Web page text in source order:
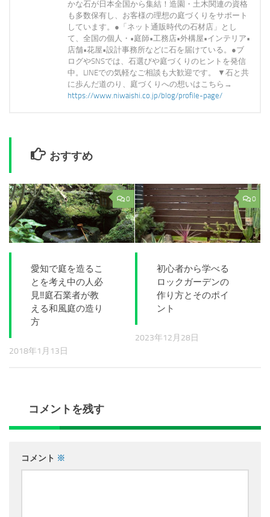
かな石が日本全国から集結！造園・土木関連の資格
も多数保有し、お客様の理想の庭づくりをサポート
しています。●「ネット通販時代の石材店」とし
て、全国の個人・•庭師•工務店•外構屋•インテリア•
店舗•花屋•設計事務所などに石を届けている。●ブ
ログやSNSでは、石選びや庭づくりのヒントを発信
中。LINEでの気軽なご相談も大歓迎です。 ▼石と共
に歩んだ道のり、庭づくりへの想いはこちら→
https://www.niwaishi.co.jp/blog/profile-page/
おすすめ
0
愛知で庭を造るこ
とを考え中の人必
見‼庭石業者が教
える和風庭の造り
方
2018年1月13日
0
初心者から学べる
ロックガーデンの
作り方とそのポイ
ント
2023年12月28日
コメントを残す
コメント ※